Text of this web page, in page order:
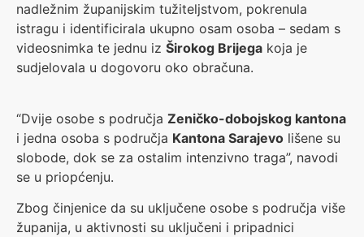
nadležnim županijskim tužiteljstvom, pokrenula
istragu i identificirala ukupno osam osoba – sedam s
videosnimka te jednu iz Širokog Brijega koja je
sudjelovala u dogovoru oko obračuna.
“Dvije osobe s područja Zeničko-dobojskog kantona
i jedna osoba s područja Kantona Sarajevo lišene su
slobode, dok se za ostalim intenzivno traga”, navodi
se u priopćenju.
Zbog činjenice da su uključene osobe s područja više
županija, u aktivnosti su uključeni i pripadnici